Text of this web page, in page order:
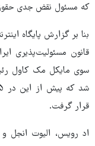
که مسئول نقض جدی
بنا بر گزارش پایگاه
قانون مسئولیت‌پذیری
سوی مایکل مک کاول
قرار گرفت.
اد رویس، الیوت انجل